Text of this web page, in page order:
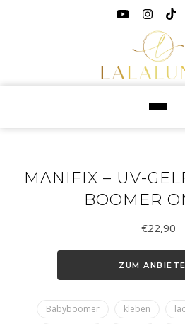
MANIFIX – UV-
BOOMER
€22,90
ZUM
Babyboomer kleben